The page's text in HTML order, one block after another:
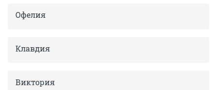
Офелия
Клавдия
Виктория